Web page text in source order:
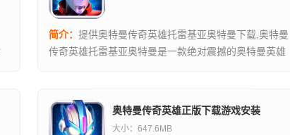
简介：提供奥特曼传奇英雄托雷基亚奥特曼下载,奥特曼
传奇英雄托雷基亚奥特曼是一款绝对震撼的奥特曼英雄
载。...
奥特曼传奇英雄正版下载游戏安装
大小：647.6MB